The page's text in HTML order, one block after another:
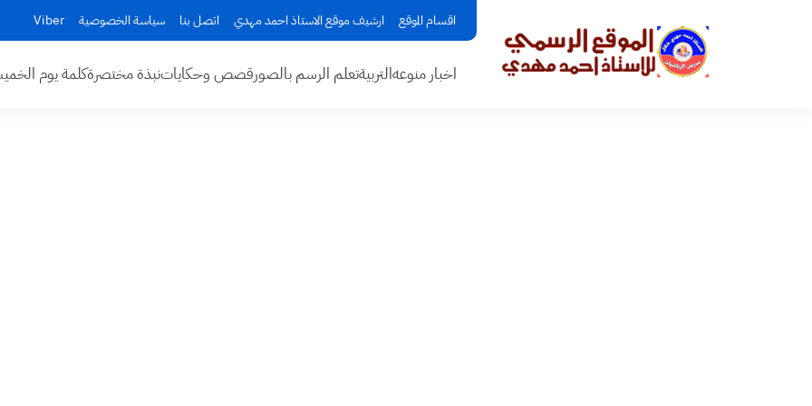
اقسام الموقع ارشيف موقع الاستاذ احمد مهدي اتصل بنا سياسة الخصوصية Viber
اخبار منوعهالتربيةتعلم الرسم بالصورقصص وحكاياتنبذة مختصرةكلمة يوم